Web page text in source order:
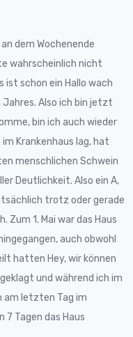
dem Wochenende
wahrscheinlich nicht
ist schon ein Hallo wach
Jahres. Also ich bin jetzt
bin ich auch wieder
Krankenhaus lag, hat
menschlichen Schwein
Deutlichkeit. Also ein A,
trotz oder gerade
Zum 1. Mai war das Haus
auch obwohl
hatten Hey, wir können
und während ich im
am letzten Tag im
7 Tagen das Haus